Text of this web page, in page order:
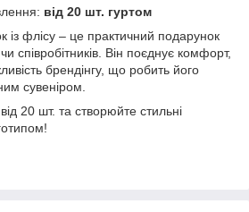
від 20 шт. гуртом
із флісу – це практичний подарунок
співробітників. Він поєднує комфорт,
брендінгу, що робить його
сувеніром.
20 шт. та створюйте стильні